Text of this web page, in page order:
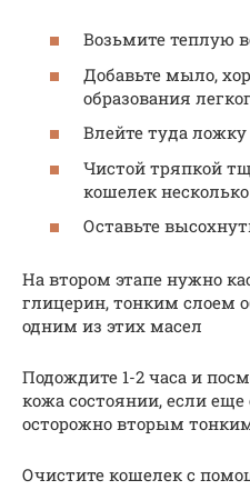
Возьмите теплую
Добавьте мыло,
образования
Влейте туда
Чистой тряпкой
кошелек несколько
Оставьте
На втором этапе нужно
глицерин, тонким слоем
одним из этих масел
Подождите 1-2 часа и
кожа состоянии, если
осторожно вторым
Очистите кошелек с